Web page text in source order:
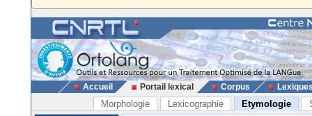
Accueil Portail lexical Corpus
Morphologie Lexicographie Etymologie